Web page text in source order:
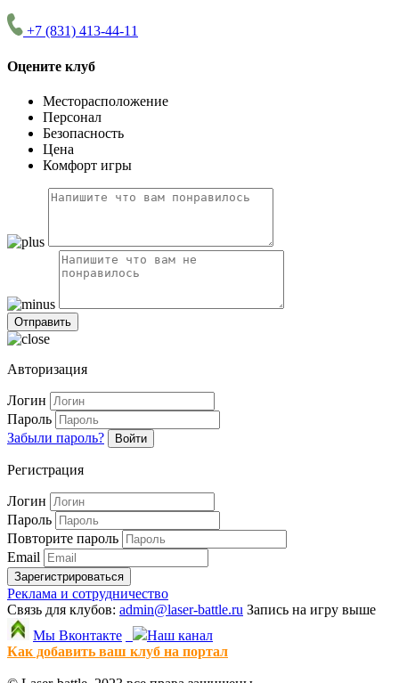
+7 (831) 413-44-11
Оцените клуб
Месторасположение
Персонал
Безопасность
Цена
Комфорт игры
Авторизация
Логин
Пароль
Забыли пароль?
Войти
Регистрация
Логин
Пароль
Повторите пароль
Email
Зарегистрироваться
Реклама и сотрудничество
Связь для клубов: admin@laser-battle.ru Запись на игру выше
Мы Вконтакте
Наш канал
Как добавить ваш клуб на портал